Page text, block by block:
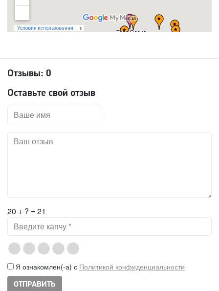
Отзывы: 0
Оставьте свой отзыв
20 + ? = 21
Я ознакомлен(-а) с Политикой конфиденциальности